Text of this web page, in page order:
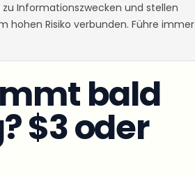
Informationszwecken und stellen
hohen Risiko verbunden. Führe immer
bald
$3 oder